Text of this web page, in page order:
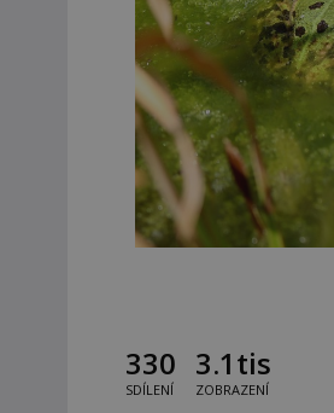
330
SDÍLENÍ
3.1tis
ZOBRAZENÍ